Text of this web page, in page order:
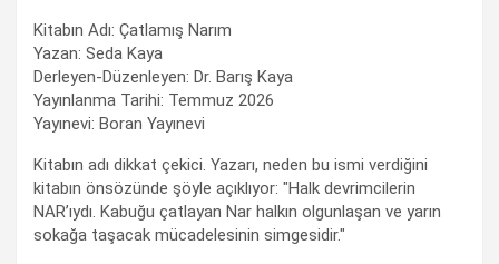
Kitabın Adı: Çatlamış Narım
Yazan: Seda Kaya
Derleyen-Düzenleyen: Dr. Barış Kaya
Yayınlanma Tarihi: Temmuz 2026
Yayınevi: Boran Yayınevi
Kitabın adı dikkat çekici. Yazarı, neden bu ismi verdiğini
kitabın önsözünde şöyle açıklıyor: "Halk devrimcilerin
NAR’ıydı. Kabuğu çatlayan Nar halkın olgunlaşan ve yarın
sokağa taşacak mücadelesinin simgesidir."